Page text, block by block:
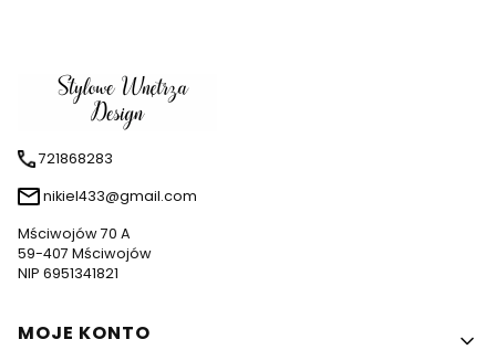
721868283
nikiel433@gmail.com
Mściwojów 70 A
59-407 Mściwojów
NIP 6951341821
Linki w stopce
MOJE KONTO